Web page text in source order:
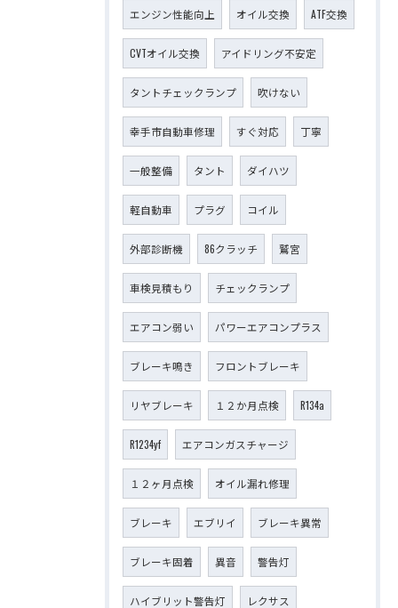
エンジン性能向上 オイル交換 ATF交換
CVTオイル交換 アイドリング不安定
タントチェックランプ 吹けない
幸手市自動車修理 すぐ対応 丁寧
一般整備 タント ダイハツ
軽自動車 プラグ コイル
外部診断機 86クラッチ 鷲宮
車検見積もり チェックランプ
エアコン弱い パワーエアコンプラス
ブレーキ鳴き フロントブレーキ
リヤブレーキ １２か月点検 R134a
R1234yf エアコンガスチャージ
１２ヶ月点検 オイル漏れ修理
ブレーキ エブリイ ブレーキ異常
ブレーキ固着 異音 警告灯
ハイブリット警告灯 レクサス